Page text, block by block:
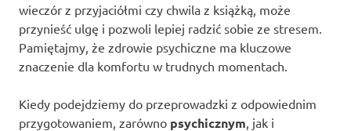
wieczór z przyjaciółmi czy chwila z książką, może
przynieść ulgę i pozwoli lepiej radzić sobie ze stresem.
Pamiętajmy, że zdrowie psychiczne ma kluczowe
znaczenie dla komfortu w trudnych momentach.
Kiedy podejdziemy do przeprowadzki z odpowiednim
przygotowaniem, zarówno psychicznym , jak i